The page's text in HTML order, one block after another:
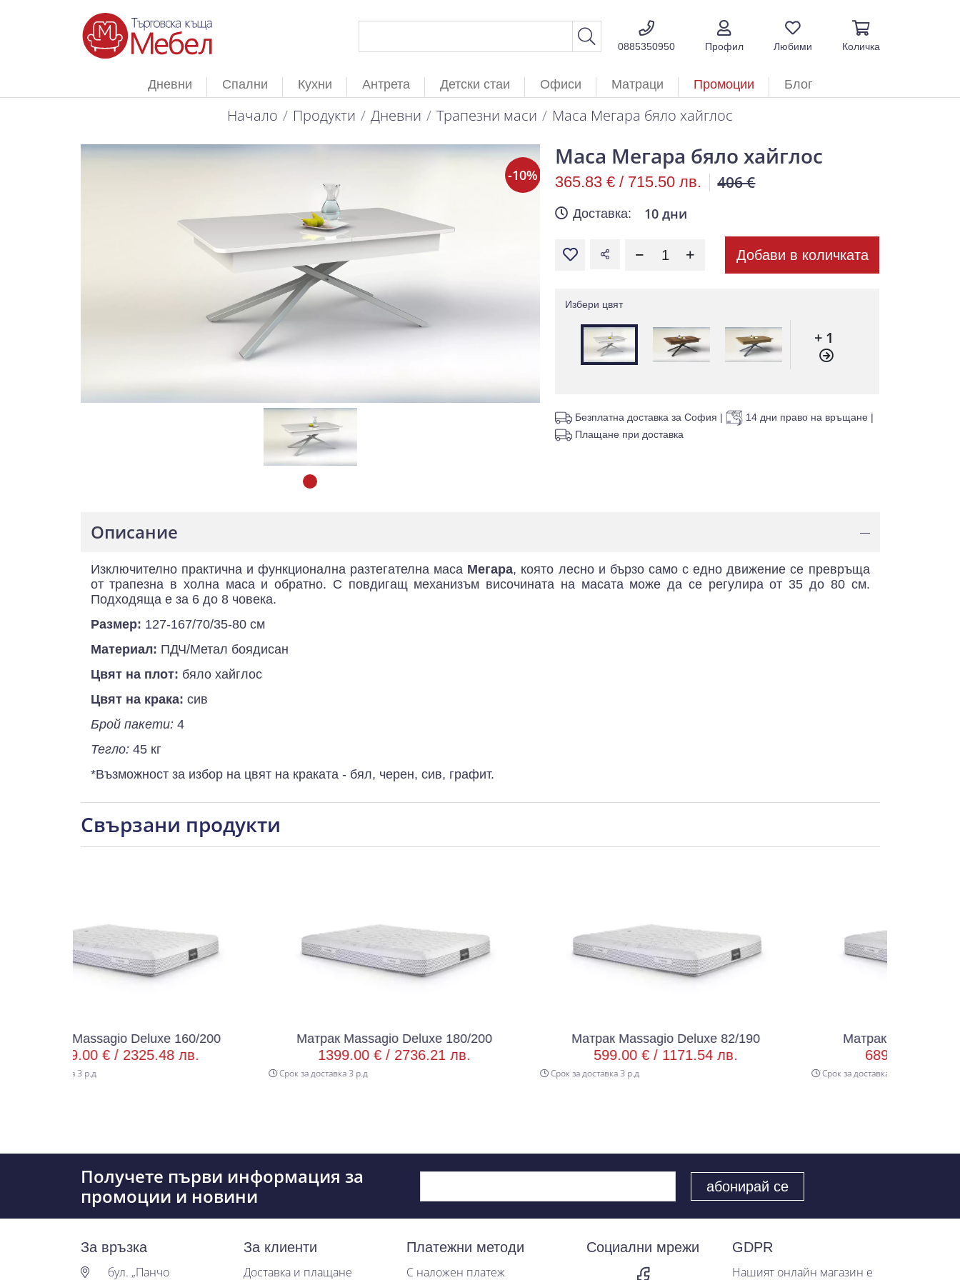
0885350950 Профил Любими Количка
Дневни Спални Кухни Антрета Детски стаи Офиси Матраци Промоции Блог
Начало Продукти Дневни Трапезни маси Маса Мегара бяло хайглос
-10%
Маса Мегара бяло хайглос
365.83 € / 715.50 лв. 406 €
Доставка: 10 дни
Добави в количката
Избери цвят
+ 1
Безплатна доставка за София | 14 дни право на връщане |
Плащане при доставка
Описание —
Изключително практична и функционална разтегателна маса Мегара, която лесно и бързо само с едно движение се превръща
от трапезна в холна маса и обратно. С повдигащ механизъм височината на масата може да се регулира от 35 до 80 см.
Подходяща е за 6 до 8 човека.
Размер: 127-167/70/35-80 см
Материал: ПДЧ/Метал боядисан
Цвят на плот: бяло хайглос
Цвят на крака: сив
Брой пакети: 4
Тегло: 45 кг
*Възможност за избор на цвят на краката - бял, черен, сив, графит.
Свързани продукти
Deluxe 160/200
2325.48 лв.
Матрак Massagio Deluxe 180/200
2736.21 лв.
Срок за доставка 3 р.д
Матрак Massagio Deluxe 82/190
1171.54 лв.
Срок за доставка 3 р.д
Матрак Massagio Deluxe 90/200
1347.57 лв.
Срок за доставка 3 р.д
Получете първи информация за
промоции и новини
За връзка
бул. „Панчо
За клиенти
Доставка и плащане
Платежни методи
С наложен платеж
Социални мрежи
GDPR
Нашият онлайн магазин е